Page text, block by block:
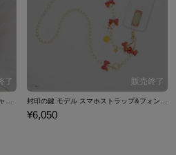
プターさくら クリアカード編
封印の鍵 モデル スマホストラップ&フォンタ
¥6,050